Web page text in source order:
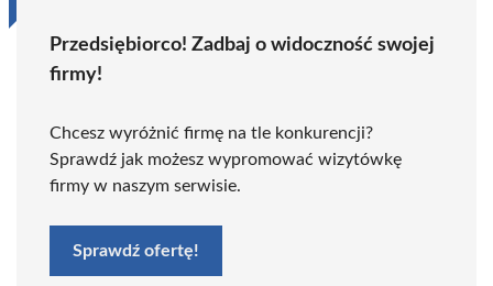
Przedsiębiorco! Zadbaj o widoczność swojej
firmy!
Chcesz wyróżnić firmę na tle konkurencji?
Sprawdź jak możesz wypromować wizytówkę
firmy w naszym serwisie.
Sprawdź ofertę!